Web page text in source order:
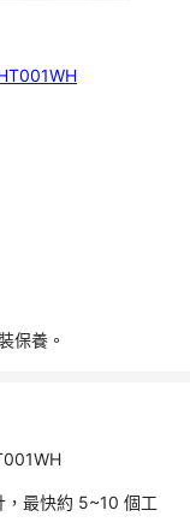
約 2~3 個工作天(不
送貨服務只限本地工
等(東涌除外)。【離
鱲角，愉景灣， 昂
， 坪洲， 南丫
角及任何貨車禁止
以速遞公司公佈為
考，不時更改而不作
為一計算單位)。 3.
以上或需時超過3
過障礙物(不能直接
保養。
最快約 5~10 個工